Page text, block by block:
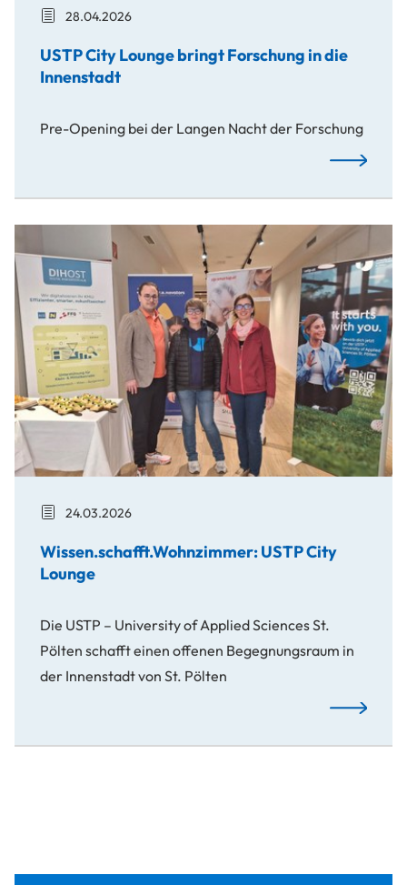
28.04.2026
USTP City Lounge bringt Forschung in die
Innenstadt
Pre-Opening bei der Langen Nacht der Forschung
USTP City
Wissen.schafft.Wohnzimmer: USTP City Lounge
24.03.2026
Wissen.schafft.Wohnzimmer: USTP City
Lounge
Die USTP – University of Applied Sciences St.
Pölten schafft einen offenen Begegnungsraum in
der Innenstadt von St. Pölten